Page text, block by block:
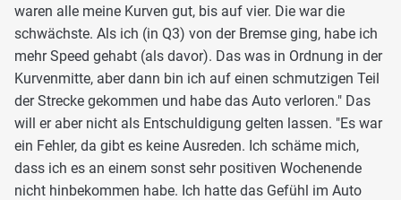
waren alle meine Kurven gut, bis auf vier. Die war die
schwächste. Als ich (in Q3) von der Bremse ging, habe ich
mehr Speed gehabt (als davor). Das was in Ordnung in der
Kurvenmitte, aber dann bin ich auf einen schmutzigen Teil
der Strecke gekommen und habe das Auto verloren." Das
will er aber nicht als Entschuldigung gelten lassen. "Es war
ein Fehler, da gibt es keine Ausreden. Ich schäme mich,
dass ich es an einem sonst sehr positiven Wochenende
nicht hinbekommen habe. Ich hatte das Gefühl im Auto